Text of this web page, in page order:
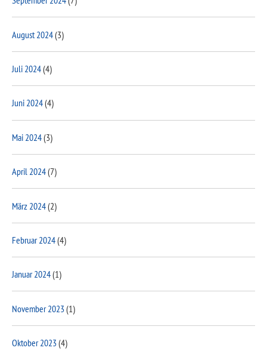
August 2024(3)
Juli 2024(4)
Juni 2024(4)
Mai 2024(3)
April 2024(7)
März 2024(2)
Februar 2024(4)
Januar 2024(1)
November 2023(1)
Oktober 2023(4)